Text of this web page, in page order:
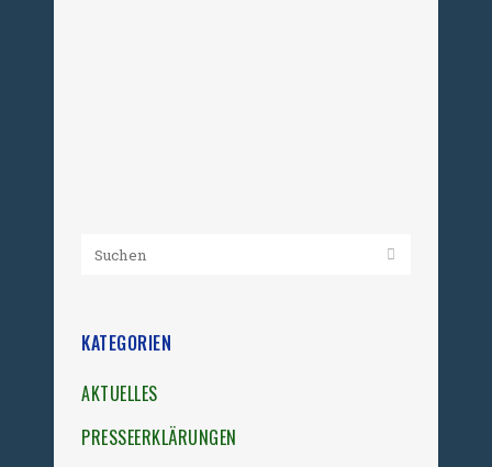
KATEGORIEN
AKTUELLES
PRESSEERKLÄRUNGEN